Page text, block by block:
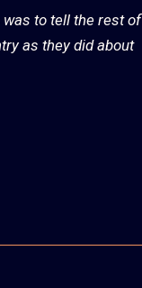
was to tell the rest of
as they did about